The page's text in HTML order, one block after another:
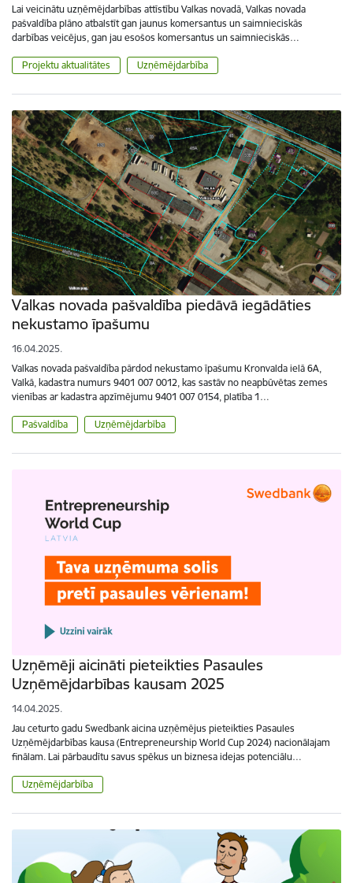
Lai veicinātu uzņēmējdarbības attīstību Valkas novadā, Valkas novada
pašvaldība plāno atbalstīt gan jaunus komersantus un saimnieciskās
darbības veicējus, gan jau esošos komersantus un saimnieciskās…
Projektu aktualitātes Uzņēmējdarbība
Valkas novada pašvaldība piedāvā iegādāties
nekustamo īpašumu
16.04.2025.
Valkas novada pašvaldība pārdod nekustamo īpašumu Kronvalda ielā 6A,
Valkā, kadastra numurs 9401 007 0012, kas sastāv no neapbūvētas zemes
vienības ar kadastra apzīmējumu 9401 007 0154, platība 1…
Pašvaldība Uzņēmējdarbība
Uzņēmēji aicināti pieteikties Pasaules
Uzņēmējdarbības kausam 2025
14.04.2025.
Jau ceturto gadu Swedbank aicina uzņēmējus pieteikties Pasaules
Uzņēmējdarbības kausa (Entrepreneurship World Cup 2024) nacionālajam
finālam. Lai pārbaudītu savus spēkus un biznesa idejas potenciālu…
Uzņēmējdarbība